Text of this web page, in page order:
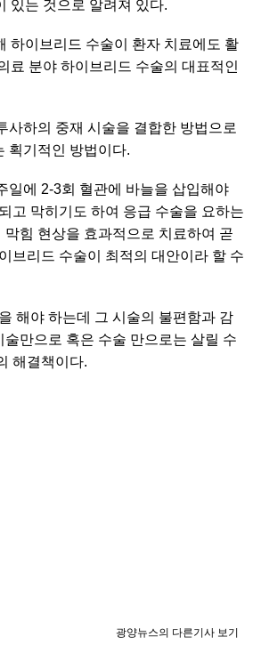
있는 것으로 알려져 있다.
하이브리드 수술이 환자 치료에도 활
료 분야 하이브리드 수술의 대표적인
사하의 중재 시술을 결합한 방법으로
획기적인 방법이다.
일에 2-3회 혈관에 바늘을 삽입해야
고 막히기도 하여 응급 수술을 요하는
힘 현상을 효과적으로 치료하여 곧
브리드 수술이 최적의 대안이라 할 수
해야 하는데 그 시술의 불편함과 감
만으로 혹은 수술 만으로는 살릴 수
해결책이다.
광양뉴스의 다른기사 보기